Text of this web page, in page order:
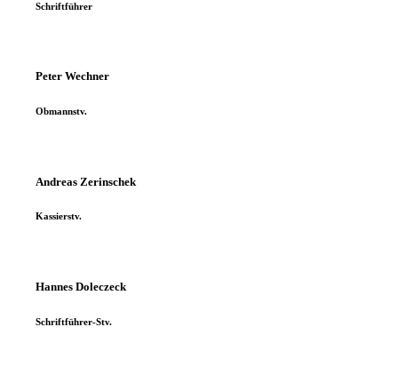
Schriftführer
Peter Wechner
Obmannstv.
Andreas Zerinschek
Kassierstv.
Hannes Doleczeck
Schriftführer-Stv.